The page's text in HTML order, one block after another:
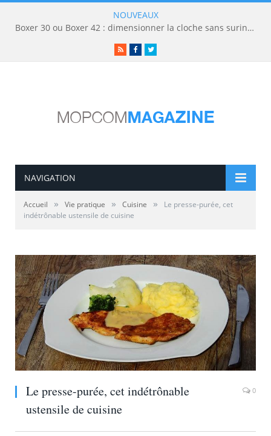
NOUVEAUX
Boxer 30 ou Boxer 42 : dimensionner la cloche sans surinvestir
RSSFacebookTwitter
NAVIGATION
Accueil » Vie pratique » Cuisine »
Le presse-purée, cet
indétrônable ustensile de cuisine
Le presse-purée, cet indétrônable
ustensile de cuisine
0